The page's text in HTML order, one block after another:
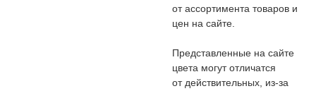
от ассортимента товаров и
цен на сайте.
Представленные на сайте
цвета могут отличатся
от действительных, из-за